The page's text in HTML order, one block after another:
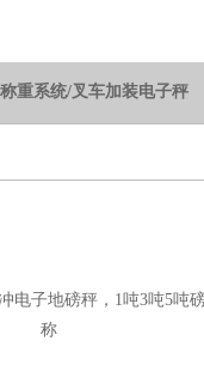
重系统/叉车加装电子秤